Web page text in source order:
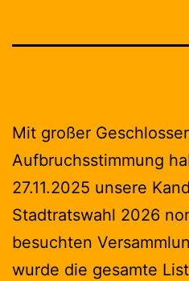
Mit großer
Aufbruchsstimmung
27.11.2025 unsere
Stadtratswahl 2026
besuchten
wurde die gesamte